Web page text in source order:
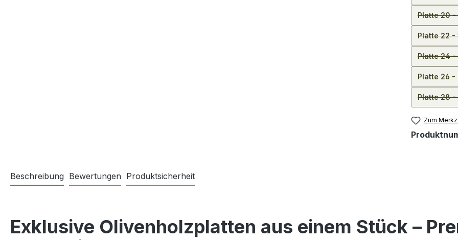
Platte 20 -
Platte 22 -
Platte 24 -
Platte 26 -
Platte 28 -
Zum
Beschreibung Bewertungen Produktsicherheit
Exklusive Olivenholzplatten aus einem Stück –